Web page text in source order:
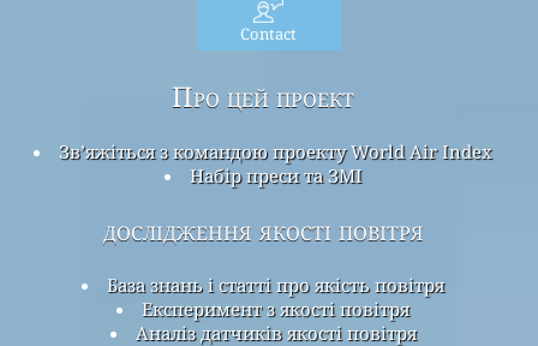
Contact
Про цей проект
Зв’яжіться з командою проекту World Air Index
Набір преси та ЗМІ
дослідження якості повітря
База знань і статті про якість повітря
Експеримент з якості повітря
Аналіз датчиків якості повітря